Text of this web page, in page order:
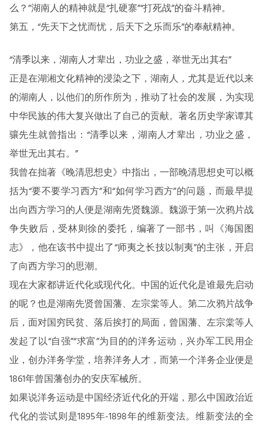
么？”湖南人的精神就是“扎硬寨”“打死战”的奋斗精神。
第五，“先天下之忧而忧，后天下之乐而乐”的奉献精神。
“清季以来，湖南人才辈出，功业之盛，举世无出其右”
正是在湖湘文化精神的浸染之下，湖南人，尤其是近代以来
的湖南人，以他们的所作所为，推动了社会的发展，为实现
中华民族的伟大复兴做出了自己的贡献。著名历史学家谭其
骧先生就曾指出：“清季以来，湖南人才辈出，功业之盛，
举世无出其右。”
我曾在拙著《晚清思想史》中指出，一部晚清思想史可以概
括为“要不要学习西方”和“如何学习西方”的问题，而最早提
出向西方学习的人便是湖南先贤魏源。魏源于第一次鸦片战
争失败后，受林则徐的委托，编著了一部书，叫《海国图
志》，他在该书中提出了“师夷之长技以制夷”的主张，开启
了向西方学习的思潮。
现在大家都讲近代化或现代化。中国的近代化是谁最先启动
的呢？也是湖南先贤曾国藩、左宗棠等人。第二次鸦片战争
后，面对国穷民贫、落后挨打的局面，曾国藩、左宗棠等人
发起了以“自强”“求富”为目的的洋务运动，兴办军工民用企
业，创办洋务学堂，培养洋务人才，而第一个洋务企业便是
1861年曾国藩创办的安庆军械所。
如果说洋务运动是中国经济近代化的开端，那么中国政治近
代化的尝试则是1895年-1898年的维新变法。维新变法的全